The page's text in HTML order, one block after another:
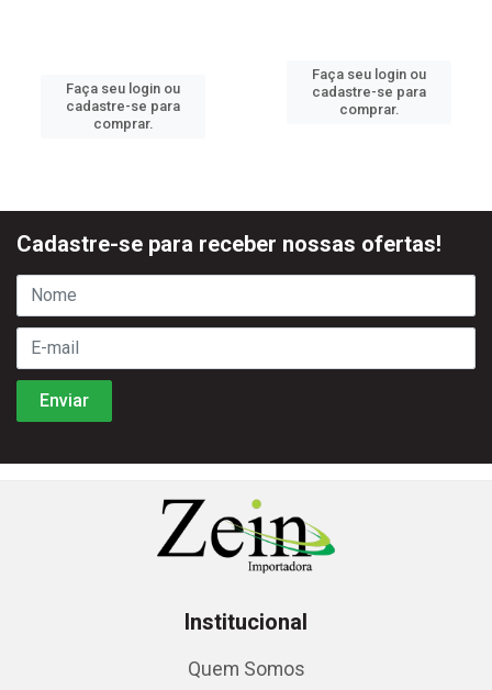
Faça seu login ou
cadastre-se para
comprar.
Faça seu login ou
cadastre-se para
comprar.
Cadastre-se para receber nossas ofertas!
Institucional
Quem Somos